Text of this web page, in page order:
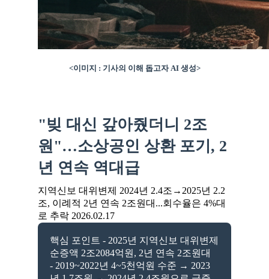
<이미지 : 기사의 이해 돕고자 AI 생성>
"빚 대신 갚아줬더니 2조
원"…소상공인 상환 포기, 2
년 연속 역대급
지역신보 대위변제 2024년 2.4조→2025년 2.2
조, 이례적 2년 연속 2조원대...회수율은 4%대
로 추락 2026.02.17
핵심 포인트 - 2025년 지역신보 대위변제
순증액 2조2084억원, 2년 연속 2조원대
- 2019~2022년 4~5천억원 수준 → 2023